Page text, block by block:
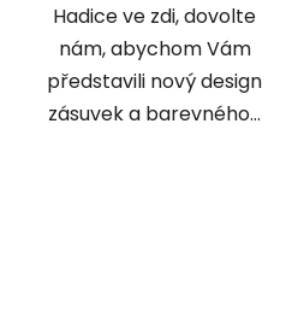
Hadice ve zdi, dovolte
nám, abychom Vám
představili nový design
zásuvek a barevného...